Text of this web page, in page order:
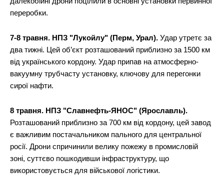
переробки.
7-8 травня. НПЗ "Лукойлу" (Перм, Урал). Удар утретє за
два тижні. Цей об’єкт розташований приблизно за 1500 км
від українського кордону. Удар припав на атмосферно-
вакуумну трубчасту установку, ключову для перегонки
сирої нафти.
8 травня. НПЗ "Славнефть-ЯНОС" (Ярославль).
Розташований приблизно за 700 км від кордону, цей завод
є важливим постачальником пального для центральної
росії. Дрони спричинили велику пожежу в промисловій
зоні, суттєво пошкодивши інфраструктуру, що
використовується для військової логістики.